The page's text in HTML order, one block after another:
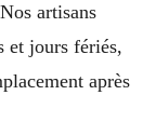
artisans
et jours fériés,
après